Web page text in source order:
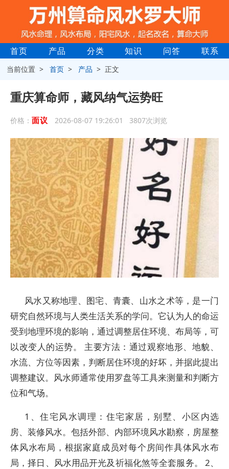
首页 产品 分类 知识 问答 联系
当前位置 >首页 > 产品 > 正文
重庆算命师，藏风纳气运势旺
价格： 面议 2026-08-07 19:26:01 3807次浏览
风水又称地理、图宅、青囊、山水之术等，是一门
研究自然环境与人类生活关系的学问。它认为人的命运
受到地理环境的影响，通过调整居住环境、布局等，可
以改变人的运势。 主要方法：通过观察地形、地貌、
水流、方位等因素，判断居住环境的好坏，并据此提出
调整建议。风水师通常使用罗盘等工具来测量和判断方
位和气场。
1、住宅风水调理：住宅家居，别墅、小区内选
房、装修风水。包括外部、内部环境风水勘察，房屋整
体风水布局，根据家庭成员对每个房间作具体风水布
局，择日、风水用品开光及祈福化煞等全套服务。 2、